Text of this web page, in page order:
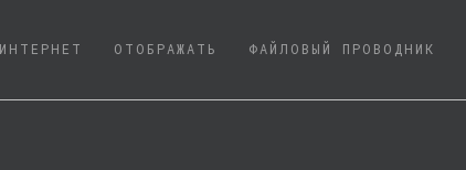
ИНТЕРНЕТ ОТОБРАЖАТЬ ФАЙЛОВЫЙ ПРОВОДНИК